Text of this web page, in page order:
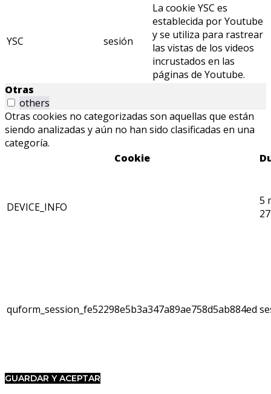
YSC sesión
La cookie YSC es
establecida por Youtube
y se utiliza para rastrear
las vistas de los videos
incrustados en las
páginas de Youtube.
Otras
others
Otras cookies no categorizadas son aquellas que están
siendo analizadas y aún no han sido clasificadas en una
categoría.
Cookie
DEVICE_INFO
5
quform_session_fe52298e5b3a347a89ae758d5ab884ed
GUARDAR Y ACEPTAR